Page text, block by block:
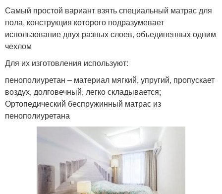
Самый простой вариант взять специальный матрас для
пола, конструкция которого подразумевает
использование двух разных слоев, объединенных одним
чехлом
Для их изготовления используют:
пенополиуретан – материал мягкий, упругий, пропускает
воздух, долговечный, легко складывается;
Ортопедический беспружинный матрас из
пенополиуретана